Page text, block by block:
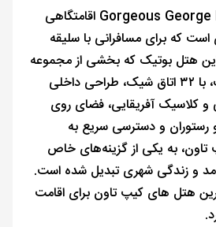
هتل پنج ستاره Gorgeous George Hotel اقامتگاهی
که برای مسافرانی با سلیقه
هتل بوتیک که بخشی از مجموعه
Design Hotels است، با ۳۲ اتاق شیک، طراحی داخلی
کلاسیک آفریقایی، فضای روی
رستوران و دسترسی سریع به
به یکی از گزینه‌های خاص
مد و زندگی شهری تبدیل شده است.
هتل های کیپ تاون برای اقامت